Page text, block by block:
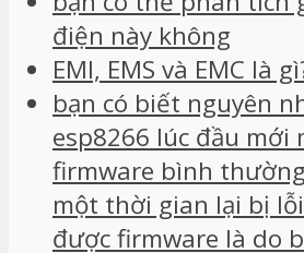
điện này không
EMI, EMS và EMC là
bạn có biết nguyên
esp8266 lúc đầu mới
firmware bình
một thời gian lại bị
được firmware là do